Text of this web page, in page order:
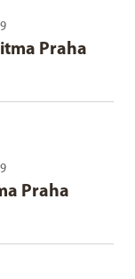
Praha
Praha